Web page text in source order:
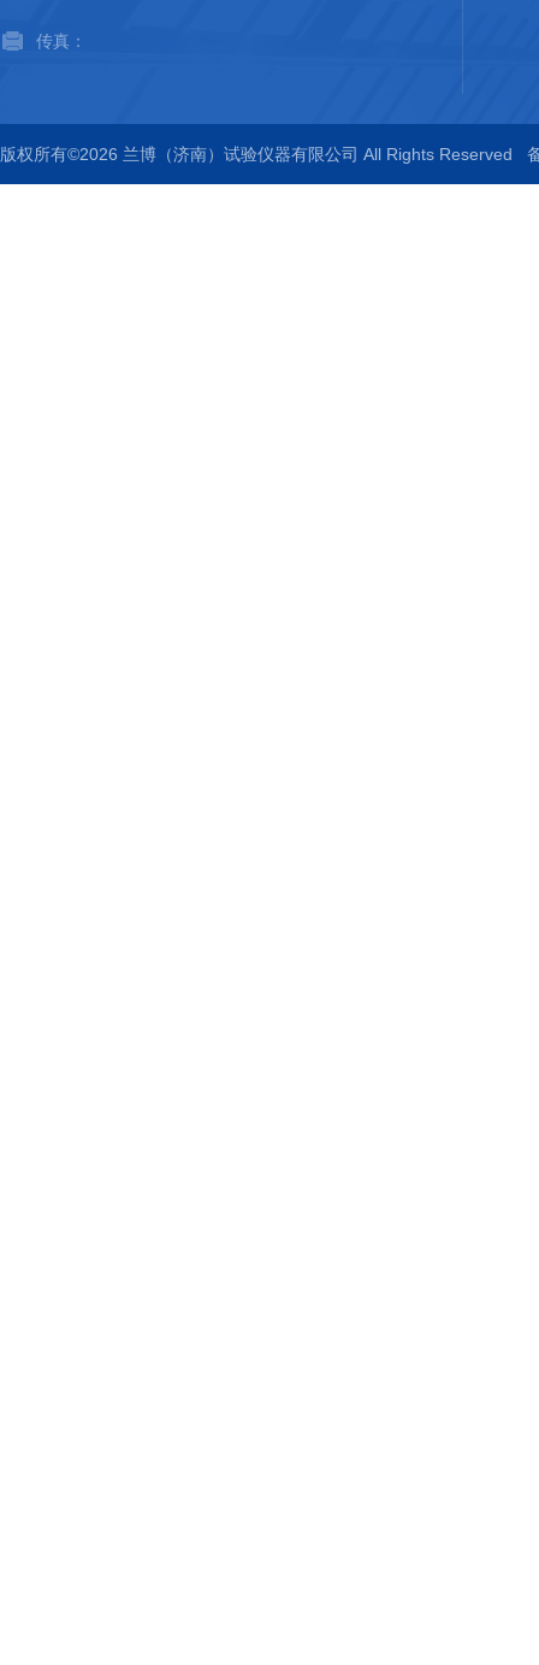
传真：
版权所有©2026 兰博（济南）试验仪器有限公司 All Rights Reserved